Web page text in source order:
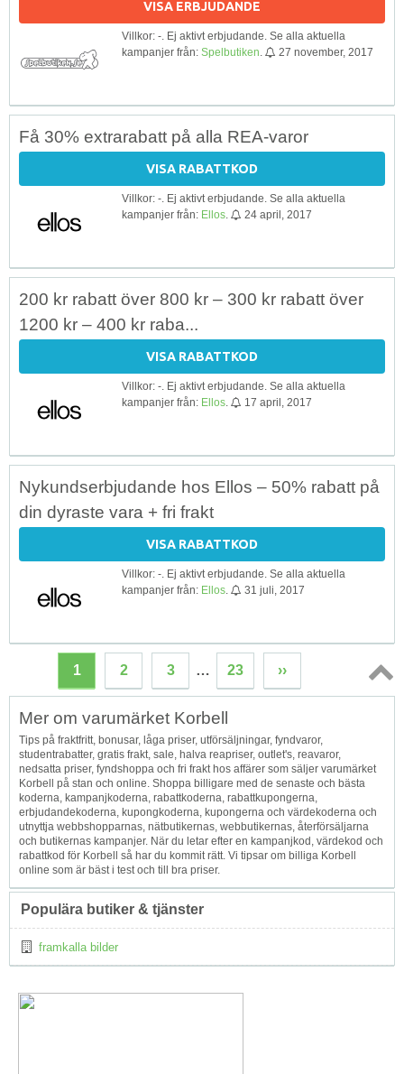
VISA ERBJUDANDE
Villkor: -. Ej aktivt erbjudande. Se alla aktuella
kampanjer från: Spelbutiken 27 november, 2017
Få 30% extrarabatt på alla REA-varor
VISA RABATTKOD
Villkor: -. Ej aktivt erbjudande. Se alla aktuella
kampanjer från: Ellos 24 april, 2017
200 kr rabatt över 800 kr – 300 kr rabatt över
1200 kr – 400 kr raba...
VISA RABATTKOD
Villkor: -. Ej aktivt erbjudande. Se alla aktuella
kampanjer från: Ellos 17 april, 2017
Nykundserbjudande hos Ellos – 50% rabatt på
din dyraste vara + fri frakt
VISA RABATTKOD
Villkor: -. Ej aktivt erbjudande. Se alla aktuella
kampanjer från: Ellos 31 juli, 2017
1 2 3 … 23 ››
Topp
Mer om varumärket Korbell
Tips på fraktfritt, bonusar, låga priser, utförsäljningar, fyndvaror,
studentrabatter, gratis frakt, sale, halva reapriser, outlet's, reavaror,
nedsatta priser, fyndshoppa och fri frakt hos affärer som säljer varumärket
Korbell på stan och online. Shoppa billigare med de senaste och bästa
koderna, kampanjkoderna, rabattkoderna, rabattkupongerna,
erbjudandekoderna, kupongkoderna, kupongerna och värdekoderna och
utnyttja webbshopparnas, nätbutikernas, webbutikernas, återförsäljarna
och butikernas kampanjer. När du letar efter en kampanjkod, värdekod och
rabattkod för Korbell så har du kommit rätt. Vi tipsar om billiga Korbell
online som är bäst i test och till bra priser.
Populära butiker & tjänster
framkalla bilder